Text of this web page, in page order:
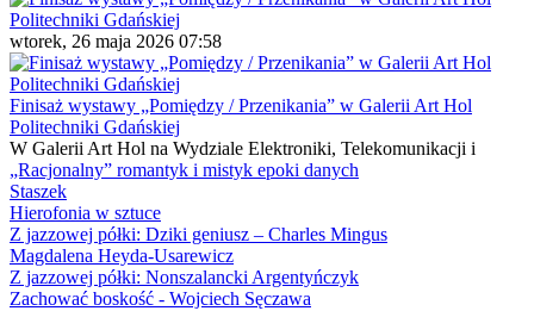
wtorek, 26 maja 2026 07:58
Finisaż wystawy „Pomiędzy / Przenikania” w Galerii Art Hol
Politechniki Gdańskiej
W Galerii Art Hol na Wydziale Elektroniki, Telekomunikacji i
„Racjonalny” romantyk i mistyk epoki danych
Staszek
Hierofonia w sztuce
Z jazzowej półki: Dziki geniusz – Charles Mingus
Magdalena Heyda-Usarewicz
Z jazzowej półki: Nonszalancki Argentyńczyk
Zachować boskość - Wojciech Sęczawa